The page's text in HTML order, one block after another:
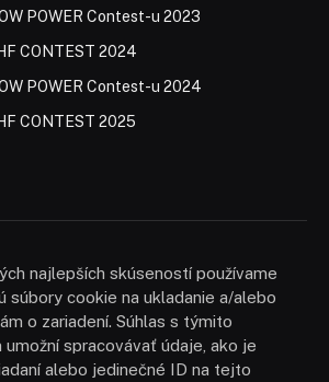
POWER Contest-u 2023
CONTEST 2024
POWER Contest-u 2024
CONTEST 2025
najlepších skúseností používame
súbory cookie na ukladanie a/alebo
o zariadení. Súhlas s týmito
umožní spracovávať údaje, ako je
alebo jedinečné ID na tejto